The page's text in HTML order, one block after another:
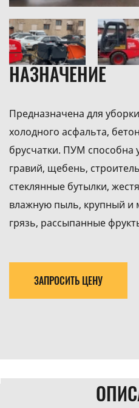
НАЗНАЧЕНИЕ
Предназначена для
холодного асфальта,
брусчатки. ПУМ способна
гравий, щебень,
стеклянные бутылки,
влажную пыль, крупный и
грязь, рассыпанные
ЗАПРОСИТЬ ЦЕНУ